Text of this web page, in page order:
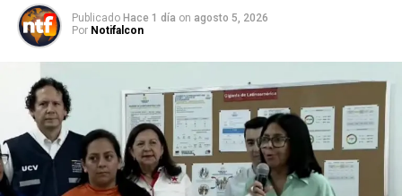
Publicado Hace 1 día on agosto 5, 2026
Por Notifalcon